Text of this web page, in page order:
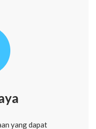
yang dapat